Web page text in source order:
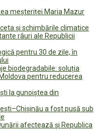
meșteriței Maria Mazur
și schimbările climatice
râuri ale Republicii
pentru 30 de zile, în
biodegradabile: soluția
pentru reducerea
la gunoiștea din
a fost pusă sub
afectează și Republica